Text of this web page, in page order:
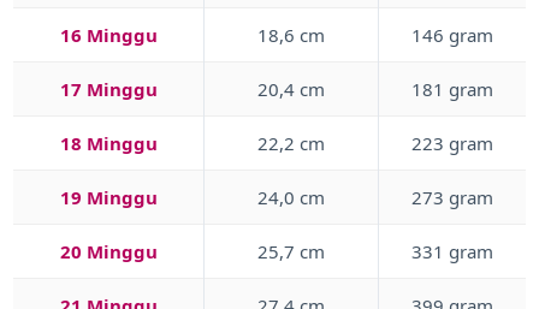
16 Minggu 18,6 cm 146 gram
17 Minggu 20,4 cm 181 gram
18 Minggu 22,2 cm 223 gram
19 Minggu 24,0 cm 273 gram
20 Minggu 25,7 cm 331 gram